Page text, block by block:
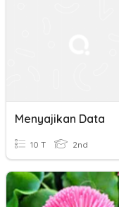
Menyajikan Data
10 T 2nd